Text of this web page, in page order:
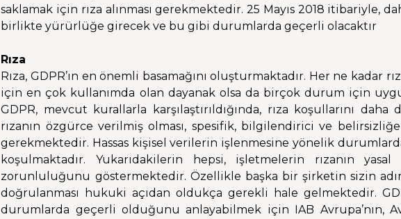
saklamak için rıza alınması gerekmektedir. 25 Mayıs 2018 itibariyle,
birlikte yürürlüğe girecek ve bu gibi durumlarda geçerli olacaktır
Rıza
Rıza, GDPR’ın en önemli basamağını oluşturmaktadır. Her ne kadar
için en çok kullanımda olan dayanak olsa da birçok durum için
GDPR, mevcut kurallarla karşılaştırıldığında, rıza koşullarını
rızanın özgürce verilmiş olması, spesifik, bilgilendirici ve
gerekmektedir. Hassas kişisel verilerin işlenmesine yönelik
koşulmaktadır. Yukarıdakilerin hepsi, işletmelerin rızanın yasal
zorunluluğunu göstermektedir. Özellikle başka bir şirketin sizin
doğrulanması hukuki açıdan oldukça gerekli hale gelmektedir.
durumlarda geçerli olduğunu anlayabilmek için IAB Avrupa’nın,